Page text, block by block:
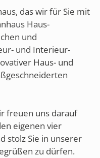
das wir für Sie mit
Haus-
und
und Interieur-
Haus- und
freuen uns darauf
eigenen vier
stolz Sie in unserer
zu dürfen.